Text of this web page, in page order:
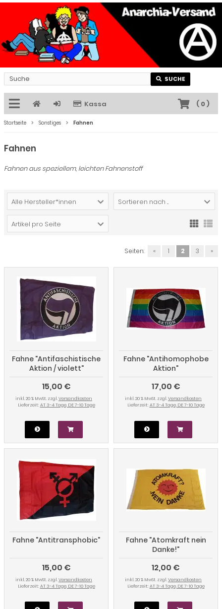
SUCHE
Kassa ( 0)
Startseite Sonstiges Fahnen
Fahnen
Fahnen aus speziellem, leichten Fahnenstoff
Alle Hersteller*innen Sortieren nach ...
Artikel pro Seite
Seiten: « 1 2 3 »
Fahne "Antifaschistische
Aktion / violett"
15,00 €
inkl. 20 % MwSt. zzgl.Versandkosten
Lieferzeit: AT 3-4 Tage, DE 7-10 Tage
Fahne "Antihomophobe
Aktion"
17,00 €
inkl. 20 % MwSt. zzgl.Versandkosten
Lieferzeit: AT 3-4 Tage, DE 7-10 Tage
Fahne "Antitransphobic"
15,00 €
inkl. 20 % MwSt. zzgl.Versandkosten
Lieferzeit: AT 3-4 Tage, DE 7-10 Tage
Fahne "Atomkraft nein
Danke!"
12,00 €
inkl. 20 % MwSt. zzgl.Versandkosten
Lieferzeit: AT 3-4 Tage, DE 7-10 Tage